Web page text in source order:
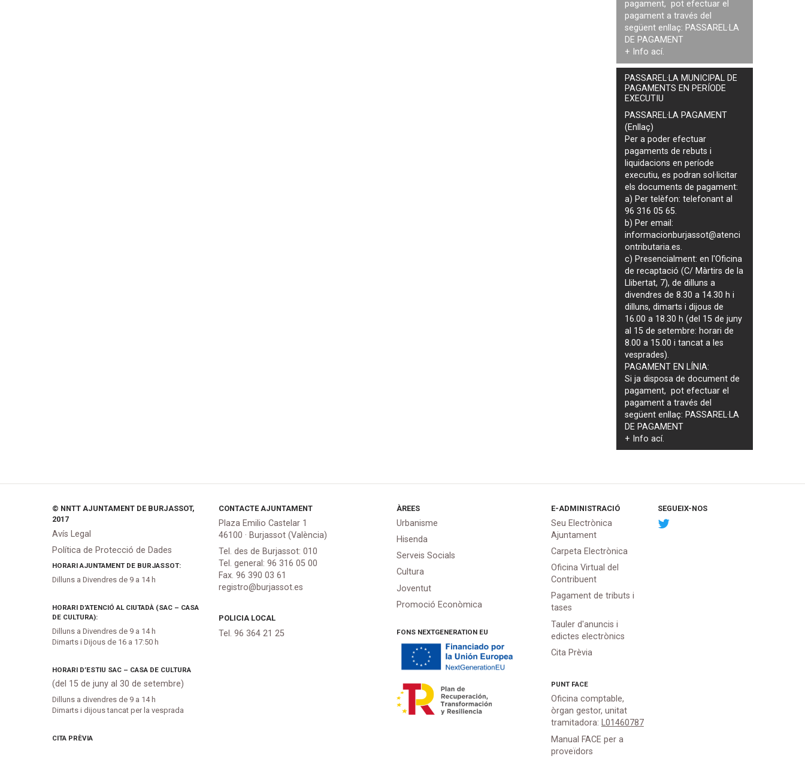
pagament, pot efectuar el
pagament a través del
següent enllaç: PASSAREL·LA
DE PAGAMENT
+ Info ací.
PASSAREL·LA MUNICIPAL DE
PAGAMENTS EN PERÍODE
EXECUTIU
PASSAREL·LA PAGAMENT
(Enllaç)
Per a poder efectuar
pagaments derebuts i
liquidacions en període
executiu, es podransol·licitar
els documents de pagament:
a) Per telèfon: telefonant al
96 316 05 65.
b) Per email:
informacionburjassot@atenci
ontributaria.es.
c) Presencialment: en l'Oficina
de recaptació (C/ Màrtirs de la
Llibertat, 7), de dilluns a
divendres de 8.30 a 14.30 h i
dilluns, dimarts i dijous de
16.00 a 18.30 h (del 15 de juny
al 15 de setembre: horari de
8.00 a 15.00 i tancat a les
vesprades).
PAGAMENT EN LÍNIA:
Si ja disposa de document de
pagament, pot efectuar el
pagament a través del
següent enllaç: PASSAREL·LA
DE PAGAMENT
+ Infoací.
© NNTT AJUNTAMENT DE BURJASSOT,
2017
Avís Legal
Política de Protecció de Dades
HORARI AJUNTAMENT DE BURJASSOT:
Dilluns a Divendres de 9 a 14 h
HORARI D’ATENCIÓ AL CIUTADÀ (SAC – CASA
DE CULTURA):
Dilluns a Divendres de 9 a 14 h
Dimarts i Dijous de 16 a 17:50 h
HORARI D’ESTIU SAC – CASA DE CULTURA
(del 15 de juny al 30 de setembre)
Dilluns a divendres de 9 a 14 h
Dimarts i dijous tancat per la vesprada
CITA PRÈVIA
CONTACTE AJUNTAMENT
Plaza Emilio Castelar 1
46100 · Burjassot (València)
Tel. des de Burjassot: 010
Tel. general: 96 316 05 00
Fax. 96 390 03 61
registro@burjassot.es
POLICIA LOCAL
Tel. 96 364 21 25
ÀREES
Urbanisme
Hisenda
Serveis Socials
Cultura
Joventut
Promoció Econòmica
FONS NEXTGENERATION EU
E-ADMINISTRACIÓ
Seu Electrònica
Ajuntament
Carpeta Electrònica
Oficina Virtual del
Contribuent
Pagament de tributs i
tases
Tauler d'anuncis i
edictes electrònics
Cita Prèvia
PUNT FACE
Oficina comptable,
òrgan gestor, unitat
tramitadora: L01460787
Manual FACE per a
proveïdors
SEGUEIX-NOS